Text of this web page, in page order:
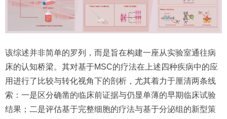
该综述并非简单的罗列，而是旨在构建一座从实验室通往病
床的认知桥梁。其对基于MSC的疗法在上述四种疾病中的应
用进行了比较与转化视角下的剖析，尤其着力于厘清两条线
索：一是区分确凿的临床前证据与仍显单薄的早期临床试验
结果；二是评估基于完整细胞的疗法与基于分泌组的新型策